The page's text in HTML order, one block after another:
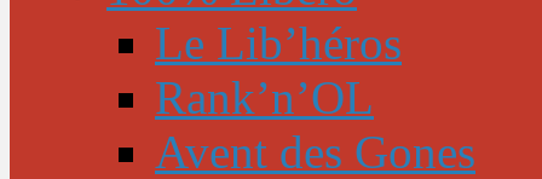
Le Lib’héros
Rank’n’OL
Avent des Gones